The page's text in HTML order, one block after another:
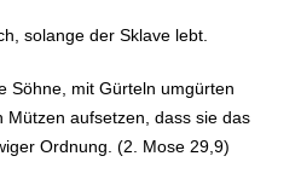
solange der Sklave lebt.
Söhne, mit Gürteln umgürten
Mützen aufsetzen, dass sie das
Ordnung. (2. Mose 29,9)